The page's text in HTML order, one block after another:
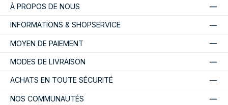
À PROPOS DE NOUS
INFORMATIONS & SHOPSERVICE
MOYEN DE PAIEMENT
MODES DE LIVRAISON
ACHATS EN TOUTE SÉCURITÉ
NOS COMMUNAUTÉS